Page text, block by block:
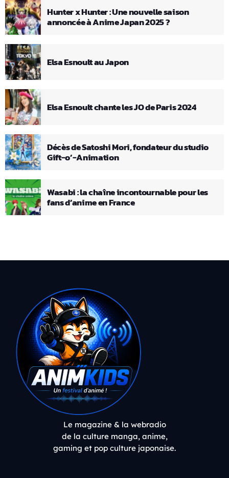
Hunter x Hunter : Une nouvelle saison
annoncée à Anime Japan 2025 ?
Elsa Esnoult au Japon
Elsa Esnoult chante les JO de Paris 2024
Décès de Satoshi Mori, fondateur du studio
Gift-o’-Animation
Wasabi : la chaîne incontournable pour les
fans d’anime en France
Le magazine & la webradio
de la culture manga, anime,
gaming et pop culture japonaise.